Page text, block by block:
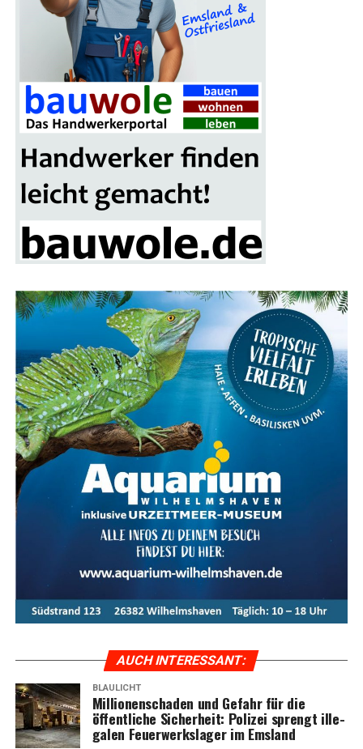
AUCH INTER­ES­SANT:
BLAULICHT
Mil­lio­nen­scha­den und Gefahr für die
öffent­li­che Sicher­heit: Poli­zei sprengt ille­
ga­len Feu­er­werks­la­ger im Emsland